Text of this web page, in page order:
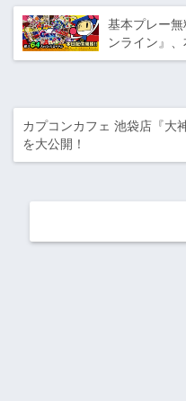
基本プレー
ンライン』
カプコンカフェ 池袋店『大
を大公開！